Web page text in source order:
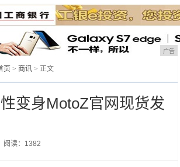
广告
页 > 商讯 > 正文
变身MotoZ官网现货发
阅读：1382